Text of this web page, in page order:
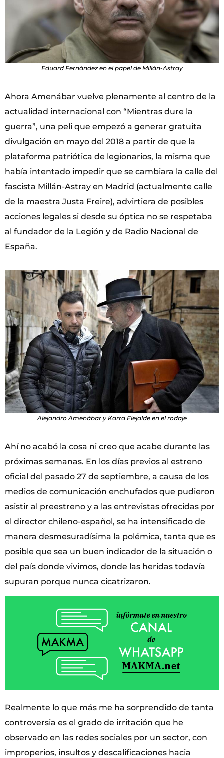
Eduard Fernández en el papel de Millán-Astray
Ahora Amenábar vuelve plenamente al centro de la
actualidad internacional con “Mientras dure la
guerra”, una peli que empezó a generar gratuita
divulgación en mayo del 2018 a partir de que la
plataforma patriótica de legionarios, la misma que
había intentado impedir que se cambiara la calle del
fascista Millán-Astray en Madrid (actualmente calle
de la maestra Justa Freire), advirtiera de posibles
acciones legales si desde su óptica no se respetaba
al fundador de la Legión y de Radio Nacional de
España.
Alejandro Amenábar y Karra Elejalde en el rodaje
Ahí no acabó la cosa ni creo que acabe durante las
próximas semanas. En los días previos al estreno
oficial del pasado 27 de septiembre, a causa de los
medios de comunicación enchufados que pudieron
asistir al preestreno y a las entrevistas ofrecidas por
el director chileno-español, se ha intensificado de
manera desmesuradísima la polémica, tanta que es
posible que sea un buen indicador de la situación o
del país donde vivimos, donde las heridas todavía
supuran porque nunca cicatrizaron.
Realmente lo que más me ha sorprendido de tanta
controversia es el grado de irritación que he
observado en las redes sociales por un sector, con
improperios, insultos y descalificaciones hacia